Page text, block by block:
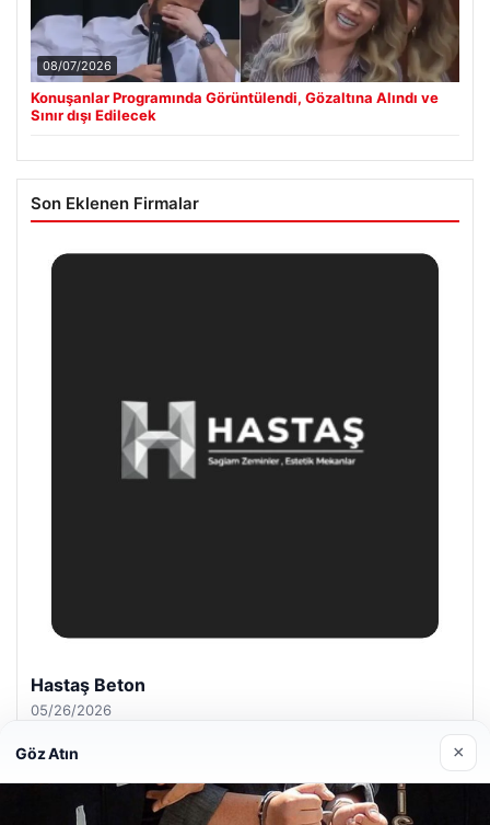
08/07/2026
Konuşanlar Programında Görüntülendi, Gözaltına Alındı ve
Sınır dışı Edilecek
Son Eklenen Firmalar
Enes Kaplan Avukatlık Bürosu
04/28/2026
Göz Atın ×